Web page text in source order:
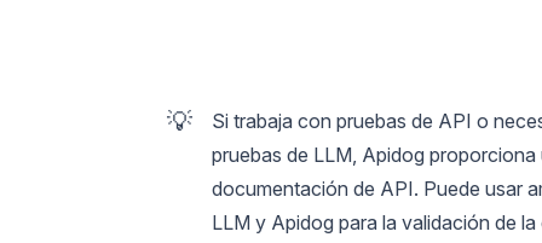
💡
Si trabaja con pruebas de API o
pruebas de LLM, Apidog
documentación de API. Puede usar
LLM y Apidog para la validación de